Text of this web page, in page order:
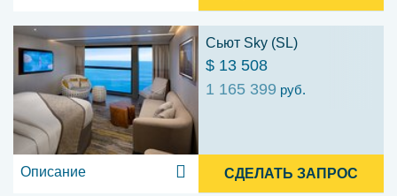
Сьют Sky (SL)
$ 13 508
1 165 399 руб.
Описание СДЕЛАТЬ ЗАПРОС